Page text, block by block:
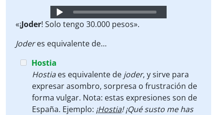
Audio
Player
«¡Joder! Solo tengo 30.000 pesos».
Joderes equivalente de…
Hostia
Hostiaes equivalente de joder, y sirve para
expresar asombro, sorpresa o frustración de
forma vulgar. Nota: estas expresiones son de
España. Ejemplo: ¡Hostia! ¡Qué susto me has